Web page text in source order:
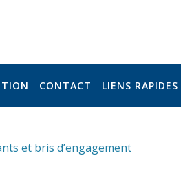
CONTACT LIENS RAPIDES